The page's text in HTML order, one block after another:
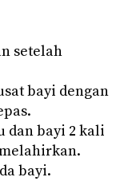
setelah
bayi dengan
dan bayi 2 kali
bayi.